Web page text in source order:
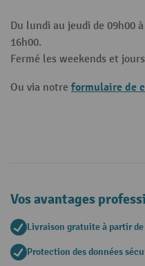
Du lundi au jeudi de 09h00
16h00.
Fermé les weekends et
Ou via notre formulaire de
Vos avantages
Livraison gratuite à partir de
Protection des données